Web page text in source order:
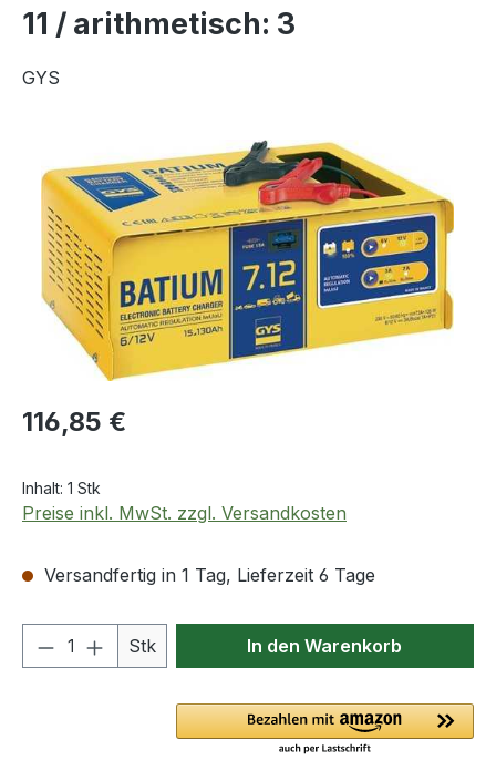
11 / arithmetisch: 3
GYS
Bildergalerie überspringen
Regulärer Preis:
116,85 €
Inhalt: 1 Stk
Preise inkl. MwSt. zzgl. Versandkosten
Versandfertig in 1 Tag, Lieferzeit 6 Tage
Produkt Anzahl: Gib den
Stk In den Warenkorb